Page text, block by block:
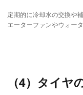
定期的に冷却水の交換や
エーターファンやウォー
（4）タイヤ